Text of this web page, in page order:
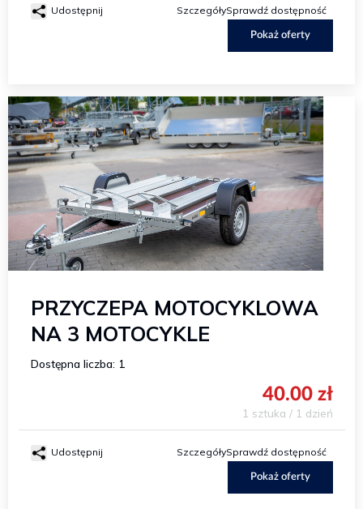
Udostępnij SzczegółySprawdź dostępność
Pokaż oferty
PRZYCZEPA MOTOCYKLOWA
NA 3 MOTOCYKLE
Dostępna liczba: 1
40.00 zł
1 sztuka / 1 dzień
Udostępnij SzczegółySprawdź dostępność
Pokaż oferty